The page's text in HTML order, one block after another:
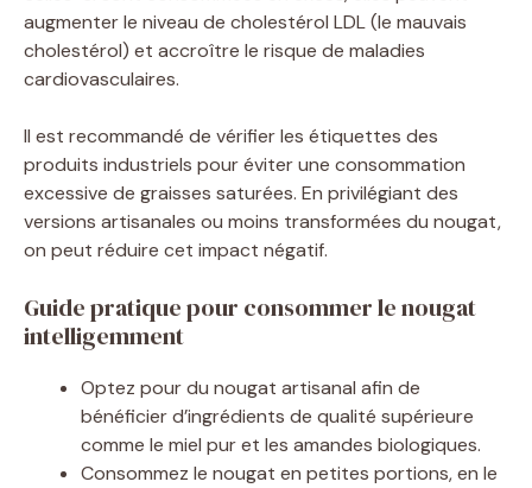
augmenter le niveau de cholestérol LDL (le mauvais
cholestérol) et accroître le risque de maladies
cardiovasculaires.
Il est recommandé de vérifier les étiquettes des
produits industriels pour éviter une consommation
excessive de graisses saturées. En privilégiant des
versions artisanales ou moins transformées du nougat,
on peut réduire cet impact négatif.
Guide pratique pour consommer le nougat
intelligemment
Optez pour du nougat artisanal afin de
bénéficier d’ingrédients de qualité supérieure
comme le miel pur et les amandes biologiques.
Consommez le nougat en petites portions, en le